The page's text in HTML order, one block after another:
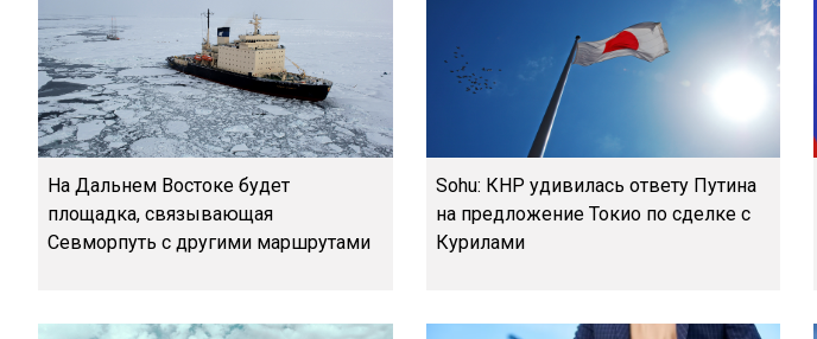
На Дальнем Востоке будет
площадка, связывающая
Севморпуть с другими маршрутами
Sohu: КНР удивилась ответу Путина
на предложение Токио по сделке с
Курилами